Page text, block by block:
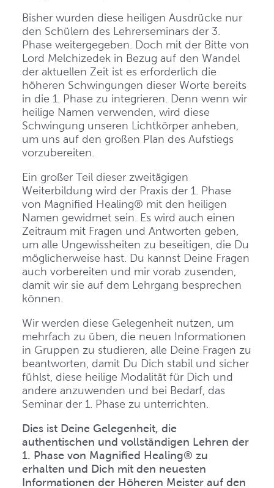
Bisher wurden diese heiligen Ausdrücke nur
den Schülern des Lehrerseminars der 3.
Phase weitergegeben. Doch mit der Bitte von
Lord Melchizedek in Bezug auf den Wandel
der aktuellen Zeit ist es erforderlich die
höheren Schwingungen dieser Worte bereits
in die 1. Phase zu integrieren. Denn wenn wir
heilige Namen verwenden, wird diese
Schwingung unseren Lichtkörper anheben,
um uns auf den großen Plan des Aufstiegs
vorzubereiten.
Ein großer Teil dieser zweitägigen
Weiterbildung wird der Praxis der 1. Phase
von Magnified Healing® mit den heiligen
Namen gewidmet sein. Es wird auch einen
Zeitraum mit Fragen und Antworten geben,
um alle Ungewissheiten zu beseitigen, die Du
möglicherweise hast. Du kannst Deine Fragen
auch vorbereiten und mir vorab zusenden,
damit wir sie auf dem Lehrgang besprechen
können.
Wir werden diese Gelegenheit nutzen, um
mehrfach zu üben, die neuen Informationen
in Gruppen zu studieren, alle Deine Fragen zu
beantworten, damit Du Dich stabil und sicher
fühlst, diese heilige Modalität für Dich und
andere anzuwenden und bei Bedarf, das
Seminar der 1. Phase zu unterrichten.
Dies ist Deine Gelegenheit, die
authentischen und vollständigen Lehren der
1. Phase von Magnified Healing® zu
erhalten und Dich mit den neuesten
Informationen der Höheren Meister auf den